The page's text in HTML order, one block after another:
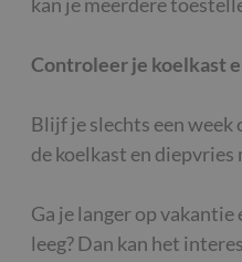
Controleer je koelkast
Blijf je slechts een week
de koelkast en
Ga je langer op vakantie
leeg? Dan kan het